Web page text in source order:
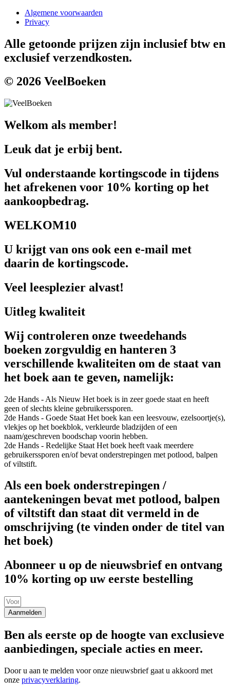
Algemene voorwaarden
Privacy
Alle getoonde prijzen zijn inclusief btw en
exclusief verzendkosten.
© 2026 VeelBoeken
Welkom als member!
Leuk dat je erbij bent.
Vul onderstaande kortingscode in tijdens
het afrekenen voor 10% korting op het
aankoopbedrag.
WELKOM10
U krijgt van ons ook een e-mail met
daarin de kortingscode.
Veel leesplezier alvast!
Uitleg kwaliteit
Wij controleren onze tweedehands
boeken zorgvuldig en hanteren 3
verschillende kwaliteiten om de staat van
het boek aan te geven, namelijk:
2de Hands - Als Nieuw Het boek is in zeer goede staat en heeft
geen of slechts kleine gebruikerssporen.
2de Hands - Goede Staat Het boek kan een leesvouw, ezelsoortje(s),
vlekjes op het boekblok, verkleurde bladzijden of een
naam/geschreven boodschap voorin hebben.
2de Hands - Redelijke Staat Het boek heeft vaak meerdere
gebruikerssporen en/of bevat onderstrepingen met potlood, balpen
of viltstift.
Als een boek onderstrepingen /
aantekeningen bevat met potlood, balpen
of viltstift dan staat dit vermeld in de
omschrijving (te vinden onder de titel van
het boek)
Abonneer u op de nieuwsbrief en ontvang
10% korting op uw eerste bestelling
Aanmelden
Ben als eerste op de hoogte van exclusieve
aanbiedingen, speciale acties en meer.
Door u aan te melden voor onze nieuwsbrief gaat u akkoord met
onze privacyverklaring.